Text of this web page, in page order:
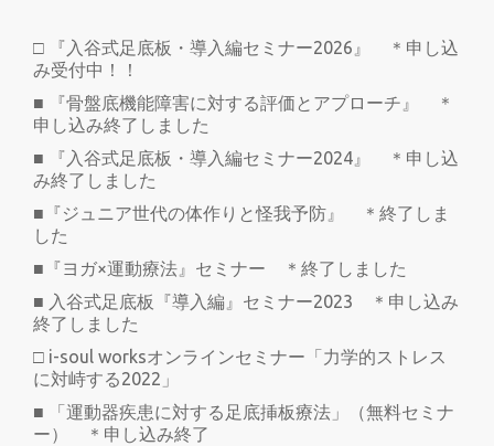
□ 『入谷式足底板・導入編セミナー2026』 ＊申し込
み受付中！！
■ 『骨盤底機能障害に対する評価とアプローチ』 ＊
申し込み終了しました
■ 『入谷式足底板・導入編セミナー2024』 ＊申し込
み終了しました
■『ジュニア世代の体作りと怪我予防』 ＊終了しま
した
■『ヨガ×運動療法』セミナー ＊終了しました
■ 入谷式足底板『導入編』セミナー2023 ＊申し込み
終了しました
□ i-soul worksオンラインセミナー「力学的ストレス
に対峙する2022」
■ 「運動器疾患に対する足底挿板療法」（無料セミナ
ー） ＊申し込み終了